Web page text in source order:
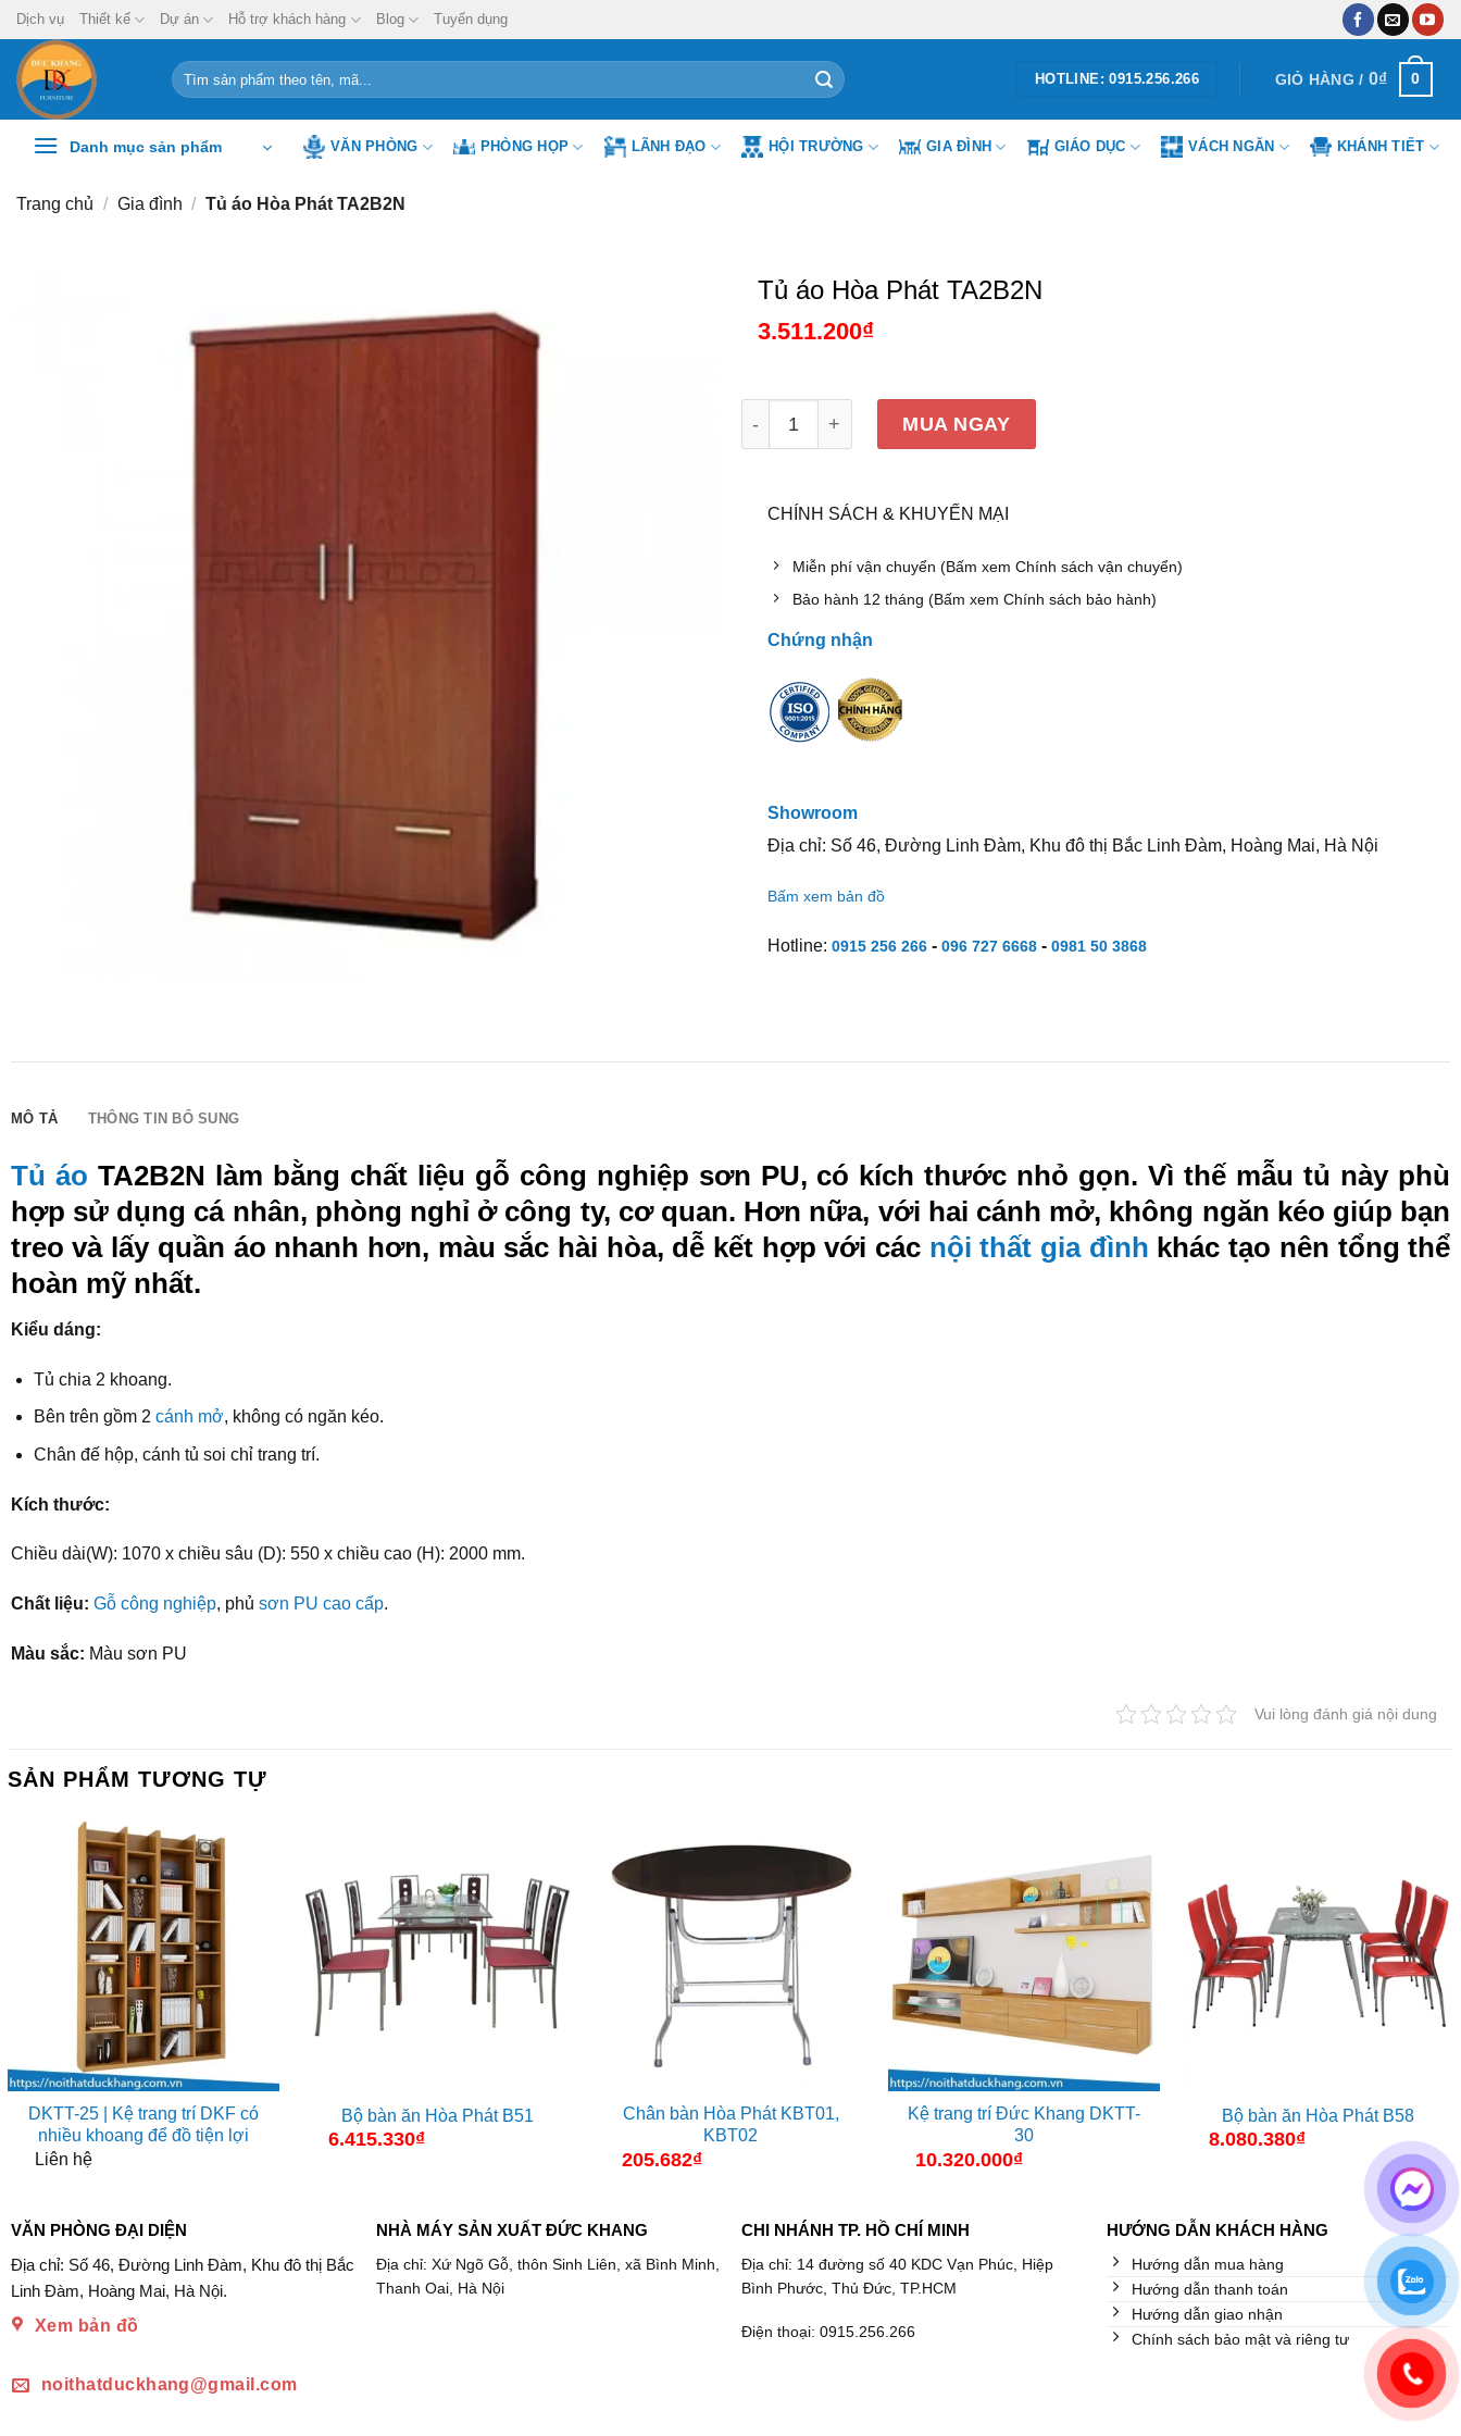
Chuyển
đến
nội
dung
Dịch vụ Thiết kế Dự án Hỗ trợ khách hàng Blog Tuyển dụng
Tìm
kiếm:
HOTLINE: 0915.256.266 GIỎ HÀNG / 0₫ 0
Danh mục sản phẩm VĂN PHÒNG PHÒNG HỌP LÃNH ĐẠO HỘI TRƯỜNG GIA ĐÌNH GIÁO DỤC VÁCH NGĂN KHÁNH TIẾT
Trang chủ / Gia đình / Tủ áo Hòa Phát TA2B2N
Tủ áo Hòa Phát TA2B2N
3.511.200₫
MUA NGAY
CHÍNH SÁCH & KHUYẾN MẠI
Miễn phí vận chuyển (Bấm xem Chính sách vận chuyển)
Bảo hành 12 tháng (Bấm xem Chính sách bảo hành)
Chứng nhận
Showroom
Địa chỉ: Số 46, Đường Linh Đàm, Khu đô thị Bắc Linh Đàm, Hoàng Mai, Hà Nội
Bấm xem bản đồ
Hotline: 0915 256 266- 096 727 6668- 0981 50 3868
MÔ TẢ THÔNG TIN BỔ SUNG
Tủ áo TA2B2N làm bằng chất liệu gỗ công nghiệp sơn PU, có kích thước nhỏ gọn. Vì thế mẫu tủ này phù
hợp sử dụng cá nhân, phòng nghỉ ở công ty, cơ quan. Hơn nữa, với hai cánh mở, không ngăn kéo giúp bạn
treo và lấy quần áo nhanh hơn, màu sắc hài hòa, dễ kết hợp với các nội thất gia đình khác tạo nên tổng thể
hoàn mỹ nhất.
Kiểu dáng:
Tủ chia 2 khoang.
Bên trên gồm 2 cánh mở, không có ngăn kéo.
Chân đế hộp, cánh tủ soi chỉ trang trí.
Kích thước:
Chiều dài(W): 1070 x chiều sâu (D): 550 x chiều cao (H): 2000 mm.
Chất liệu: Gỗ công nghiệp, phủ sơn PU cao cấp.
Màu sắc: Màu sơn PU
Vui lòng đánh giá nội dung
SẢN PHẨM TƯƠNG TỰ
DKTT-25 | Kệ trang trí DKF có
nhiều khoang để đồ tiện lợi
Liên hệ
Bộ bàn ăn Hòa Phát B51
6.415.330₫
Chân bàn Hòa Phát KBT01,
KBT02
205.682₫
Kệ trang trí Đức Khang DKTT-
30
10.320.000₫
Bộ bàn ăn Hòa Phát B58
8.080.380₫
VĂN PHÒNG ĐẠI DIỆN
Địa chỉ: Số 46, Đường Linh Đàm, Khu đô thị Bắc
Linh Đàm, Hoàng Mai, Hà Nội.
Xem bản đồ
noithatduckhang@gmail.com
NHÀ MÁY SẢN XUẤT ĐỨC KHANG
Địa chỉ: Xứ Ngõ Gỗ, thôn Sinh Liên, xã Bình Minh,
Thanh Oai, Hà Nội
CHI NHÁNH TP. HỒ CHÍ MINH
Địa chỉ: 14 đường số 40 KDC Vạn Phúc, Hiệp
Bình Phước, Thủ Đức, TP.HCM
Điện thoại: 0915.256.266
HƯỚNG DẪN KHÁCH HÀNG
Hướng dẫn mua hàng
Hướng dẫn thanh toán
Hướng dẫn giao nhận
Chính sách bảo mật và riêng tư